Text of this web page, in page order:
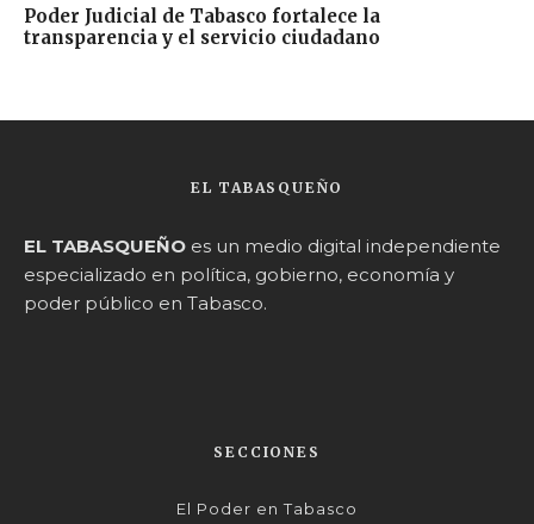
Poder Judicial de Tabasco fortalece la
transparencia y el servicio ciudadano
EL TABASQUEÑO
EL TABASQUEÑO es un medio digital independiente
especializado en política, gobierno, economía y
poder público en Tabasco.
SECCIONES
El Poder en Tabasco